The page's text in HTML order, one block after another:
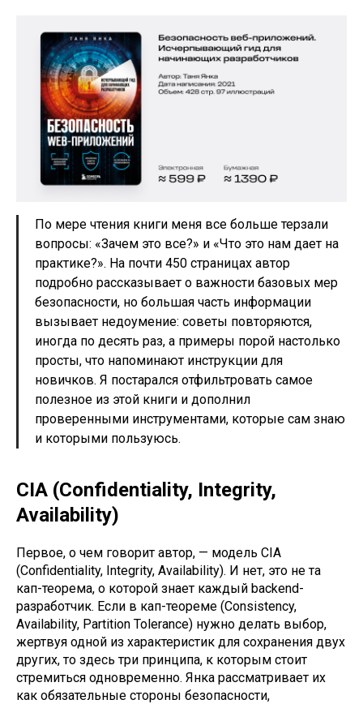
По мере чтения книги меня все больше терзали
вопросы: «Зачем это все?» и «Что это нам дает на
практике?». На почти 450 страницах автор
подробно рассказывает о важности базовых мер
безопасности, но большая часть информации
вызывает недоумение: советы повторяются,
иногда по десять раз, а примеры порой настолько
просты, что напоминают инструкции для
новичков. Я постарался отфильтровать самое
полезное из этой книги и дополнил
проверенными инструментами, которые сам знаю
и которыми пользуюсь.
CIA (Confidentiality, Integrity,
Availability)
Первое, о чем говорит автор, — модель CIA
(Confidentiality, Integrity, Availability). И нет, это не та
кап-теорема, о которой знает каждый backend-
разработчик. Если в кап-теореме (Consistency,
Availability, Partition Tolerance) нужно делать выбор,
жертвуя одной из характеристик для сохранения двух
других, то здесь три принципа, к которым стоит
стремиться одновременно. Янка рассматривает их
как обязательные стороны безопасности,